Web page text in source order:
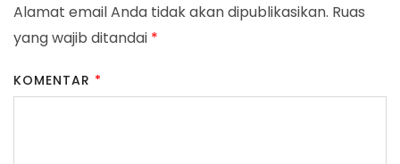
Alamat email Anda tidak akan dipublikasikan. Ruas
yang wajib ditandai *
KOMENTAR *